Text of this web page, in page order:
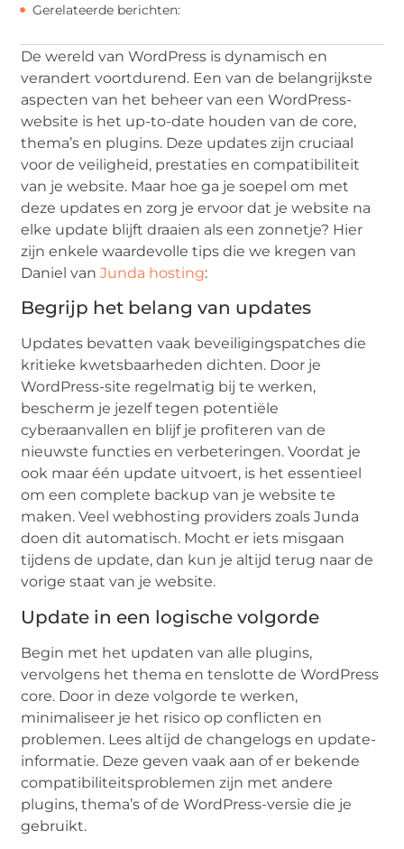
Gerelateerde berichten:
De wereld van WordPress is dynamisch en
verandert voortdurend. Een van de belangrijkste
aspecten van het beheer van een WordPress-
website is het up-to-date houden van de core,
thema’s en plugins. Deze updates zijn cruciaal
voor de veiligheid, prestaties en compatibiliteit
van je website. Maar hoe ga je soepel om met
deze updates en zorg je ervoor dat je website na
elke update blijft draaien als een zonnetje? Hier
zijn enkele waardevolle tips die we kregen van
Daniel vanJunda hosting:
Begrijp het belang van updates
Updates bevatten vaak beveiligingspatches die
kritieke kwetsbaarheden dichten. Door je
WordPress-site regelmatig bij te werken,
bescherm je jezelf tegen potentiële
cyberaanvallen en blijf je profiteren van de
nieuwste functies en verbeteringen. Voordat je
ook maar één update uitvoert, is het essentieel
om een complete backup van je website te
maken. Veel webhosting providers zoalsJunda
doen dit automatisch. Mocht er iets misgaan
tijdens de update, dan kun je altijd terug naar de
vorige staat van je website.
Update in een logische volgorde
Begin met het updaten van alle plugins,
vervolgens het thema en tenslotte de WordPress
core. Door in deze volgorde te werken,
minimaliseer je het risico op conflicten en
problemen. Lees altijd de changelogs en update-
informatie. Deze geven vaak aan of er bekende
compatibiliteitsproblemen zijn met andere
plugins, thema’s of de WordPress-versie die je
gebruikt.